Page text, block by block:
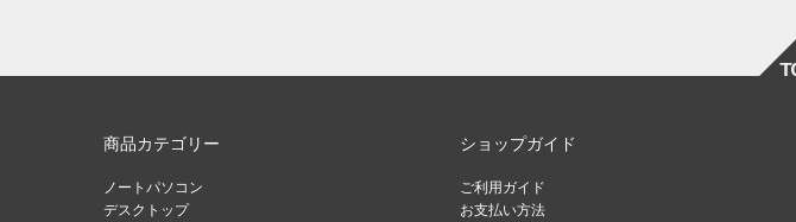
商品カテゴリー
ノートパソコン
デスクトップ
ショップガイド
ご利用ガイド
お支払い方法